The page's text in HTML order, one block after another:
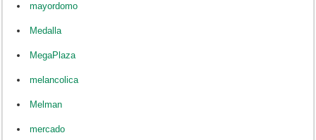
mayordomo
Medalla
MegaPlaza
melancolica
Melman
mercado